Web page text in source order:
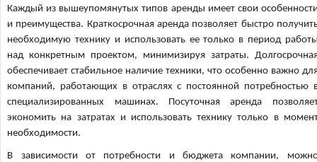
Каждый из вышеупомянутых типов аренды имеет свои
и преимущества. Краткосрочная аренда позволяет быстро
необходимую технику и использовать ее только в период
над конкретным проектом, минимизируя затраты.
обеспечивает стабильное наличие техники, что особенно важно
компаний, работающих в отраслях с постоянной потребностью
специализированных машинах. Посуточная аренда
экономить на затратах и использовать технику только в
необходимости.
В зависимости от потребности и бюджета компании,